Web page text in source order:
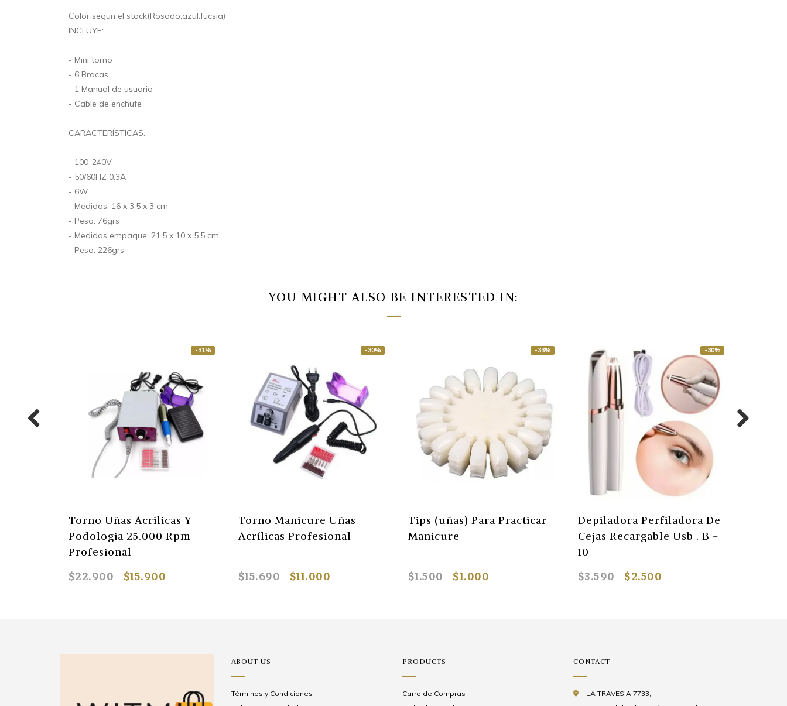
Color segun el stock(Rosado,azul.fucsia)
INCLUYE:
- Mini torno
- 6 Brocas
- 1 Manual de usuario
- Cable de enchufe
CARACTERÍSTICAS:
- 100-240V
- 50/60HZ 0.3A
- 6W
- Medidas: 16 x 3.5 x 3 cm
- Peso: 76grs
- Medidas empaque: 21.5 x 10 x 5.5 cm
- Peso: 226grs
YOU MIGHT ALSO BE INTERESTED IN:
-31%
Torno Uñas Acrilicas Y
Podologia 25.000 Rpm
Profesional
$22.900
$15.900
-30%
Torno Manicure Uñas
Acrílicas Profesional
$15.690 $11.000
-33%
Tips (uñas) Para Practicar
Manicure
$1.500 $1.000
-30%
Depiladora Perfiladora De
Cejas Recargable Usb . B -
10
$3.590
$2.500
ABOUT US
Términos y Condiciones
PRODUCTS
Carro de Compras
CONTACT
LA TRAVESIA 7733,